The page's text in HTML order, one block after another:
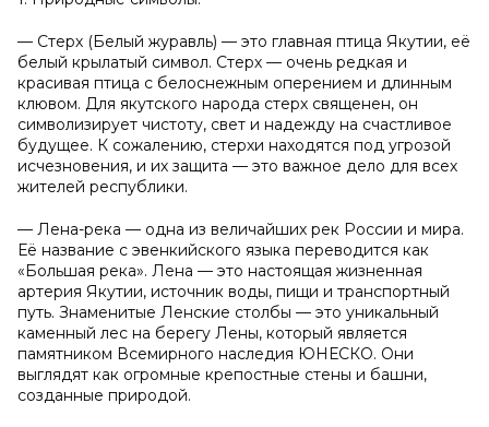
— Стерх (Белый журавль) — это главная птица Якутии, её
белый крылатый символ. Стерх — очень редкая и
красивая птица с белоснежным оперением и длинным
клювом. Для якутского народа стерх священен, он
символизирует чистоту, свет и надежду на счастливое
будущее. К сожалению, стерхи находятся под угрозой
исчезновения, и их защита — это важное дело для всех
жителей республики.
— Лена-река — одна из величайших рек России и мира.
Её название с эвенкийского языка переводится как
«Большая река». Лена — это настоящая жизненная
артерия Якутии, источник воды, пищи и транспортный
путь. Знаменитые Ленские столбы — это уникальный
каменный лес на берегу Лены, который является
памятником Всемирного наследия ЮНЕСКО. Они
выглядят как огромные крепостные стены и башни,
созданные природой.